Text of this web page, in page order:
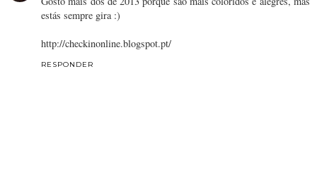
estás sempre gira :)
http://checkinonline.blogspot.pt/
RESPONDER